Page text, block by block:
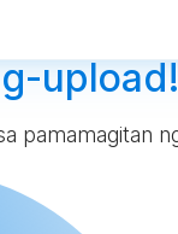
upload!
pamamagitan